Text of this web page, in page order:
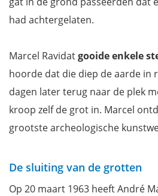
had achtergelaten.
Marcel Ravidatgooide enkele
hoorde dat die diep de aarde in
dagen later terug naar de plek
kroop zelf de grot in. Marcel
grootste archeologische
De sluiting van de grotten
Op 20 maart 1963 heeft André